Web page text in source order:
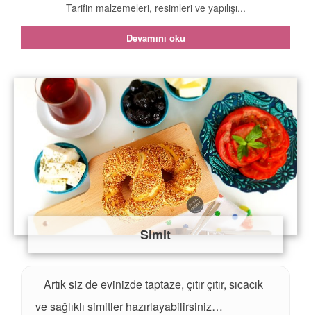
Tarifin malzemeleri, resimleri ve yapılışı...
Devamını oku
Simit
Artık siz de evinizde taptaze, çıtır çıtır, sıcacık
ve sağlıklı simitler hazırlayabilirsiniz…